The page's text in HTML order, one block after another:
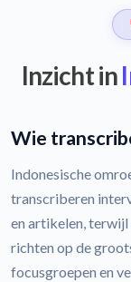
Inzicht in
Wie
Indonesische
transcriberen
en artikelen,
richten op de
focusgroepen en